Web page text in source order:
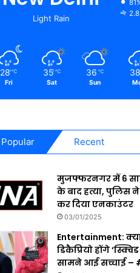
Light Rain
28 ℃
Fri
35 ℃
Sat
36 ℃
Sun
Popular Recent
मुजफ्फरनगर में 6
के बाद हत्या, पुलिस
कर दिया एनकाउंटर
03/01/2025
Entertainment: क्या
डिकैप्रियो होंगे
सामने आई सच्चाई –